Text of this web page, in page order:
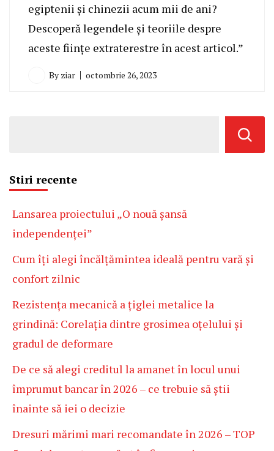
egiptenii și chinezii acum mii de ani?
Descoperă legendele și teoriile despre
aceste ființe extraterestre în acest articol.”
By ziar octombrie 26, 2023
Stiri recente
Lansarea proiectului „O nouă șansă
independenței”
Cum îți alegi încălțămintea ideală pentru vară și
confort zilnic
Rezistența mecanică a țiglei metalice la
grindină: Corelația dintre grosimea oțelului și
gradul de deformare
De ce să alegi creditul la amanet în locul unui
împrumut bancar în 2026 – ce trebuie să știi
înainte să iei o decizie
Dresuri mărimi mari recomandate în 2026 – TOP